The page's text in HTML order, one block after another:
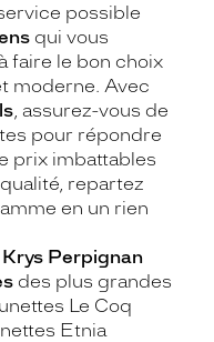
possible
qui vous
faire le bon choix
moderne. Avec
, assurez-vous de
pour répondre
prix imbattables
repartez
en un rien
Krys Perpignan
des plus grandes
Le Coq
Etnia